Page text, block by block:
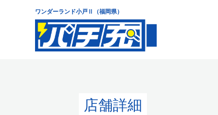
ワンダーランド小戸Ⅱ（福岡県）
店舗詳細